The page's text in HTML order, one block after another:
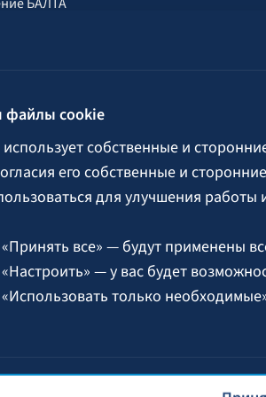
файлы cookie
использует собственные и
его собственные и
для улучшения работы
все» — будут применены
— у вас будет
только
информация об управлении
Сканстес 25, Рига, LV-1013, Латвия.